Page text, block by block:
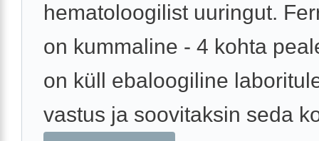
hematoloogilist uuringut.
on kummaline - 4 kohta
on küll ebaloogiline
vastus ja soovitaksin seda